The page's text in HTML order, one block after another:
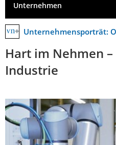
Unternehmen
Unternehmensporträt:
Hart im Nehmen
Industrie